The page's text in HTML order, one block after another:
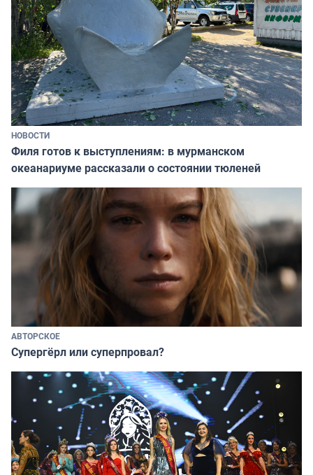
НОВОСТИ
Филя готов к выступлениям: в мурманском
океанариуме рассказали о состоянии тюленей
АВТОРСКОЕ
Супергёрл или суперпровал?